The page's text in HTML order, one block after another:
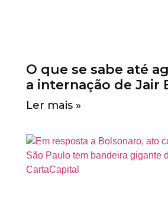
O que se sabe até
a internação de Jair
Ler mais »